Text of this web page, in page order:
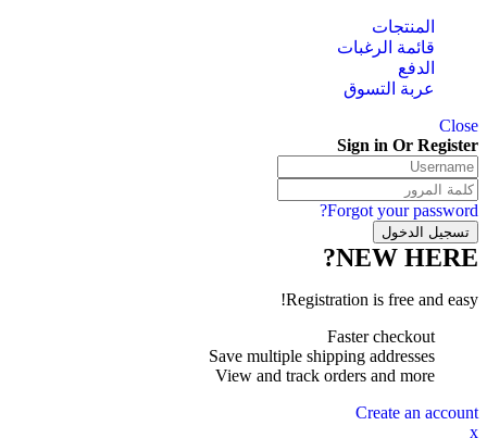
المنتجات
قائمة الرغبات
الدفع
عربة التسوق
Close
Sign in Or Register
Forgot your password?
NEW HERE?
Registration is free and easy!
Faster checkout
Save multiple shipping addresses
View and track orders and more
Create an account
x